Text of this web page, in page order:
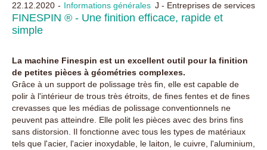
22.12.2020 Informations générales J - Entreprises de services
FINESPIN ® - Une finition efficace, rapide et
simple
La machine Finespin est un excellent outil pour la finition
de petites pièces à géométries complexes.
Grâce à un support de polissage très fin, elle est capable de
polir à l'intérieur de trous très étroits, de fines fentes et de fines
crevasses que les médias de polissage conventionnels ne
peuvent pas atteindre. Elle polit les pièces avec des brins fins
sans distorsion. Il fonctionne avec tous les types de matériaux
tels que l'acier, l'acier inoxydable, le laiton, le cuivre, l'aluminium,